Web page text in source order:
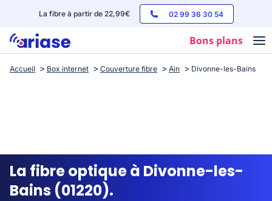
La fibre à partir de 22,99€ 02 99 36 30 54
Bons plans
Box internet
Streaming
Accueil Box internet Couverture fibre Ain Divonne-les-Bains
La fibre optique à Divonne-les-
Bains (01220).